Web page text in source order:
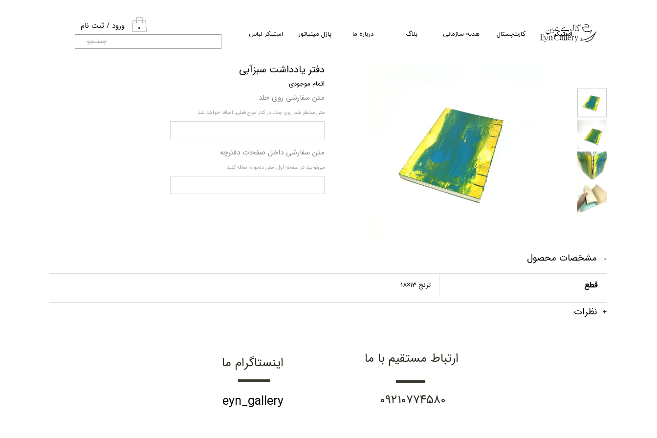
۰ ورود / ثبت نام
حساب کاربری من
استیکر کارت‌پستال هدیه سازمانی بلاگ درباره ما پازل مینیاتور
استیکر لباس
جستجو
دفتر یادداشت سبزآبی
اتمام موجودی
متن سفارشی روی جلد
متن مدنظر شما روی جلد، در کنار طرح فعلی، اضافه خواهد شد.
متن سفارشی داخل صفحات دفترچه
می‌توانید در صفحه اول، متن دلخواه اضافه کنید.
مشخصات محصول
قطع ترنج ۱۳×۱۸
نظرات
ارتباط مستقیم با ما
۰۹۲۱۰۷۷۴۵۸۰
اینستاگرام ما
eyn_gallery